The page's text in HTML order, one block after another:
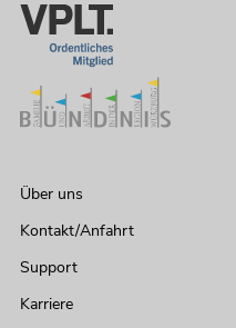
Über uns
Kontakt/Anfahrt
Support
Karriere